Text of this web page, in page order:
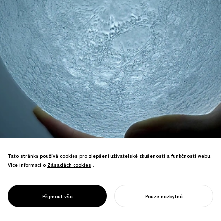
PROJECT
MĚSÍC
Rezonoval globálně a nechtěně
inspiroval nespočet napodobení.
Tato stránka používá cookies pro zlepšení uživatelské zkušenosti a funkčnosti webu.
Více informací o Zásadách cookies
Zásadách cookies .
Přijmout vše Pouze nezbytné